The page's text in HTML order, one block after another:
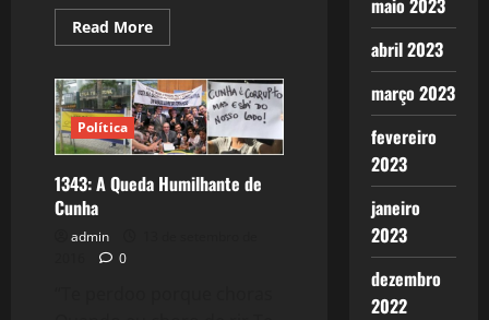
Read MoreRead
more
Arrastão
Cerebral
Política
1343: A Queda Humilhante de
Cunha
admin
0
maio 2023
abril 2023
março 2023
fevereiro
2023
janeiro
2023
dezembro
2022